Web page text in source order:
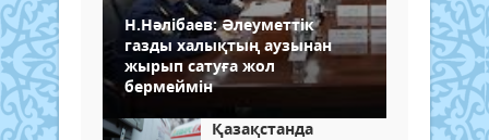
Н.Нәлібаев: Әлеуметтік
газды халықтың аузынан
жырып сатуға жол
бермеймін
Қазақстанда